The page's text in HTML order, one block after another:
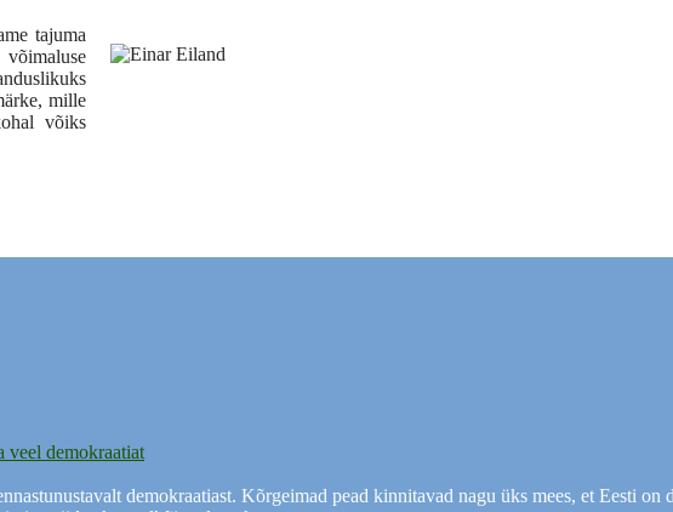
tajuma
mille
võiks
veel demokraatiat
demokraatiast. Kõrgeimad pead kinnitavad nagu üks mees, et Eesti on